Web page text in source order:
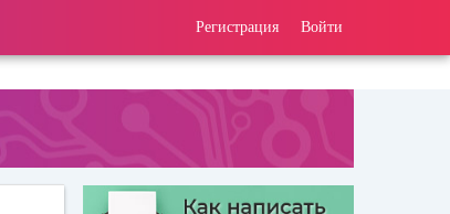
Регистрация Войти